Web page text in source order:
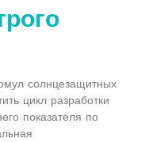
солнцезащитных
цикл разработки
показателя по